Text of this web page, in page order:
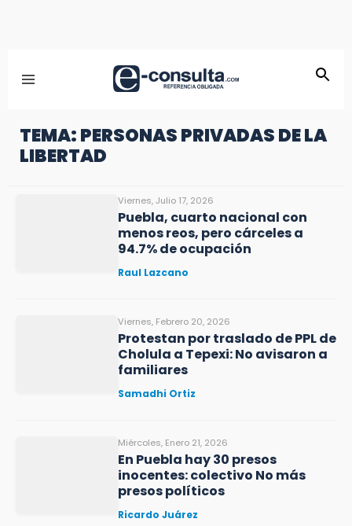
TEMA: PERSONAS PRIVADAS DE LA
LIBERTAD
Viernes, Julio 17, 2026
Puebla, cuarto nacional con
menos reos, pero cárceles a
94.7% de ocupación
Raul Lazcano
Viernes, Febrero 20, 2026
Protestan por traslado de PPL de
Cholula a Tepexi: No avisaron a
familiares
Samadhi Ortiz
Miércoles, Enero 21, 2026
En Puebla hay 30 presos
inocentes: colectivo No más
presos políticos
Ricardo Juárez